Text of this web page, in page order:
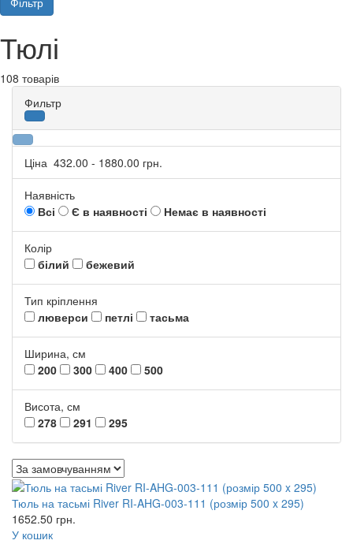
Тюлі
108 товарів
Фильтр
Ціна 432.00 - 1880.00 грн.
Наявність
Всі
Є в наявності Немає в наявності
Колір
білий
бежевий
Тип кріплення
люверси
петлі тасьма
Ширина, см
200
300 400 500
Висота, см
278
291 295
Тюль на тасьмі River RI-AHG-003-111 (розмір 500 x 295)
1652.50 грн.
У кошик